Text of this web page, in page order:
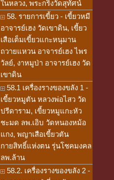
ในหลวง, พระกริ่งวัดสุทัศน์
58. รายการเขี้ยว - เขี้ยวหมี
อาจารย์เฮง วัดเขาดิน, เขี้ยว
เสือเต็มเขี้ยวแกะหนุมาน
ถวายแหวน อาจารย์เฮง ไพร
วัลย์, งาหมูป่า อาจารย์เฮง วัด
เขาดิน
58.1 เครื่องรางของขลัง 1 -
เขี้ยวหมูตัน หลวงพ่อไสว วัด
ปรีดาราม, เขี้ยวหมูแกะหัว
ชะมด ลพ.เอิบ วัดหนองหม้อ
แกง, พญาเสือเขี้ยวตัน
กายสิทธิ์แห่งตน รุ่นโชคมงคล
ลพ.ล้าน
58.2. เครื่องรางของขลัง 2 -